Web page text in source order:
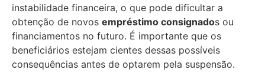
instabilidade financeira, o que pode dificultar a
obtenção de novos empréstimo consignados ou
financiamentos no futuro. É importante que os
beneficiários estejam cientes dessas possíveis
consequências antes de optarem pela suspensão.